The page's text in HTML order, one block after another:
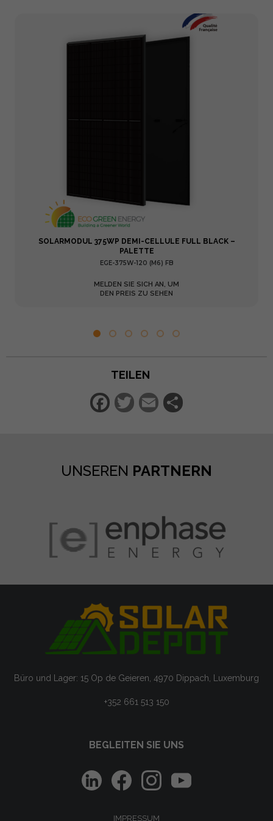
SOLARMODUL 375WP DEMI-CELLULE FULL BLACK –
PALETTE
EGE-375W-120 (M6) FB
MELDEN SIE SICH AN, UM
DEN PREIS ZU SEHEN
TEILEN
Facebook
Twitter
Email
UNSEREN PARTNERN